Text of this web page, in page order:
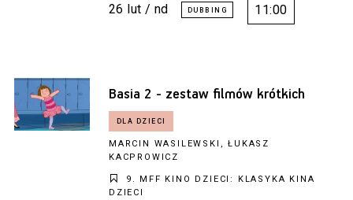
26 lut / nd 11:00
Basia 2 - zestaw filmów krótkich
MARCIN WASILEWSKI, ŁUKASZ
KACPROWICZ
9. MFF KINO DZIECI: KLASYKA KINA
DZIECI